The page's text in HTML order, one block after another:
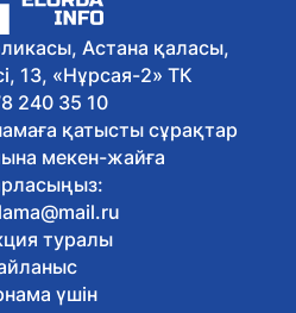
Астана қаласы,
13, «Нұрсая-2» ТК
240 35 10
қатысты сұрақтар
мекен-жайға
туралы
үшін